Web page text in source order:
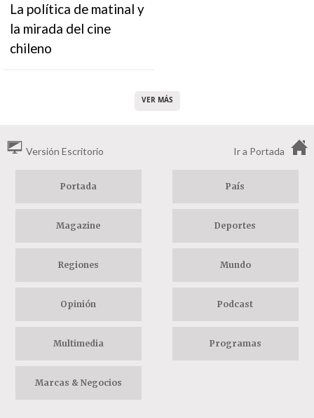
La política de matinal y
la mirada del cine
chileno
VER MÁS
Versión Escritorio Ir a Portada
Portada País
Magazine Deportes
Regiones Mundo
Opinión Podcast
Multimedia Programas
Marcas & Negocios